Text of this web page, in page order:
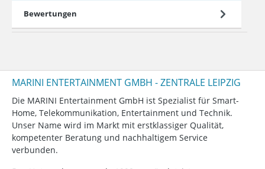
Bewertungen
MARINI ENTERTAINMENT GMBH - ZENTRALE LEIPZIG
Die MARINI Entertainment GmbH ist Spezialist für Smart-
Home, Telekommunikation, Entertainment und Technik.
Unser Name wird im Markt mit erstklassiger Qualität,
kompetenter Beratung und nachhaltigem Service
verbunden.